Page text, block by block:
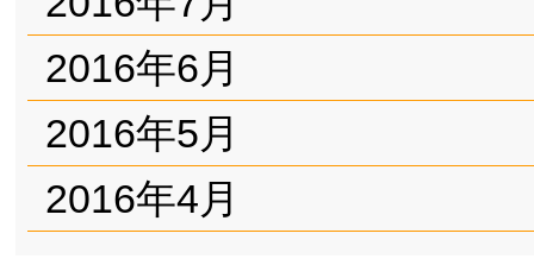
2016年6月
2016年5月
2016年4月